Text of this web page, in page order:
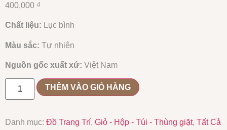
400,000 ₫
Chất liệu: Lục bình
Màu sắc: Tự nhiên
Nguồn gốc xuất xứ: Việt Nam
THÊM VÀO GIỎ HÀNG
Danh mục: Đồ Trang Trí, Giỏ - Hộp - Túi - Thùng giặt, Tất Cả